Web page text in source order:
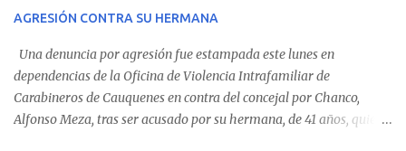
detectaron incumplimientos a la normativa vigente. El informe
precisa que la mayor cantidad de dinero apostado se registró en
Talca, donde...
AGRESIÓN CONTRA SU HERMANA
Una denuncia por agresión fue estampada este lunes en
dependencias de la Oficina de Violencia Intrafamiliar de
Carabineros de Cauquenes en contra del concejal por Chanco,
Alfonso Meza, tras ser acusado por su hermana, de 41 años, quien